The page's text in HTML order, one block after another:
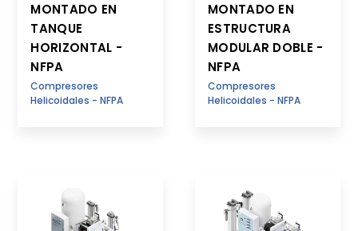
MONTADO EN
TANQUE
HORIZONTAL -
NFPA
Compresores
Helicoidales - NFPA
MONTADO EN
ESTRUCTURA
MODULAR DOBLE -
NFPA
Compresores
Helicoidales - NFPA